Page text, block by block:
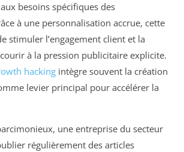
besoins spécifiques des
à une personnalisation accrue, cette
stimuler l’engagement client et la
à la pression publicitaire explicite.
hacking intègre souvent la création
levier principal pour accélérer la
une entreprise du secteur
régulièrement des articles